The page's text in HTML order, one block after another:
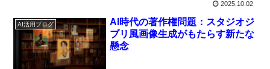
2025.10.02
AI活用ブログ
AI時代の著作権問題：スタジオジ
ブリ風画像生成がもたらす新たな
懸念